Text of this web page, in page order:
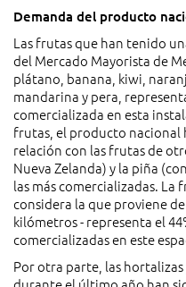
Demanda del producto
Las frutas que han tenido
del Mercado Mayorista de
plátano, banana, kiwi,
mandarina y pera,
comercializada en esta
frutas, el producto nacional
relación con las frutas de
Nueva Zelanda) y la piña
las más comercializadas.
considera la que proviene
kilómetros - representa el
comercializadas en este
Por otra parte, las